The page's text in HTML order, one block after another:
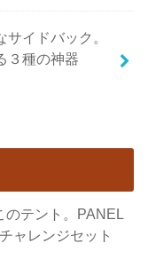
イドバック。
３種の神器
テント。PANEL
ャレンジセット